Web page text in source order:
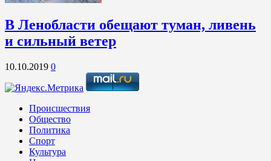
В Ленобласти обещают туман, ливень
и сильный ветер
10.10.2019 0
Происшествия
Общество
Политика
Спорт
Культура